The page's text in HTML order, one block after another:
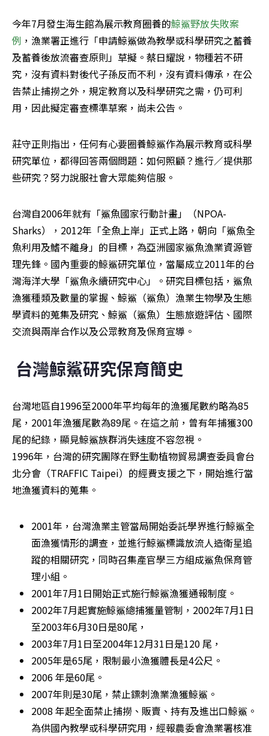
今年7月發生海生館為展示教育圈養的鯨鯊野放失敗案
例 ，漁業署正進行「申請鯨鯊做為教學或科學研究之蓄養
及蓄養後放流審查原則」草擬。蔡日耀說，物種若不研
究，沒有資料對後代子孫反而不利，沒有資料傳承，在公
告禁止捕撈之外，規定教育以及科學研究之需，仍可利
用，因此擬定審查標準草案，尚未公告。
莊守正則指出，任何有心要圈養鯨鯊作為展示教育或科學
研究單位，都得回答兩個問題：如何照顧？進行／提供那
些研究？努力說服社會大眾能夠信服。
台灣自2006年就有「鯊魚國家行動計畫」（NPOA-
Sharks），2012年「全魚上岸」正式上路，朝向「鯊魚全
魚利用及鰭不離身」的目標，為亞洲國家鯊魚漁業資源管
理先鋒。國內重要的鯨鯊研究單位，當屬成立2011年的台
灣海洋大學「鯊魚永續研究中心」。研究目標包括，鯊魚
漁獲種類及數量的掌握、鯨鯊（鯊魚）漁業生物學及生態
學資料的蒐集及研究、鯨鯊（鯊魚）生態旅遊評估、國際
交流與兩岸合作以及公眾教育及保育宣導。
台灣鯨鯊研究保育簡史
台灣地區自1996至2000年平均每年的漁獲尾數約略為85
尾，2001年漁獲尾數為89尾。在這之前，曾有年捕獲300
尾的紀錄，顯見鯨鯊族群消失速度不容忽視。
1996年，台灣的研究團隊在野生動植物貿易調查委員會台
北分會（TRAFFIC Taipei）的經費支援之下，開始進行當
地漁獲資料的蒐集。
2001年，台灣漁業主管當局開始委託學界進行鯨鯊全
面漁獲情形的調查，並進行鯨鯊標識放流人造衛星追
蹤的相關研究，同時召集產官學三方組成鯊魚保育管
理小組。
2001年7月1日開始正式施行鯨鯊漁獲通報制度。
2002年7月起實施鯨鯊總捕獲量管制，2002年7月1日
至2003年6月30日是80尾，
2003年7月1日至2004年12月31日是120 尾，
2005年是65尾，限制最小漁獲體長是4公尺。
2006 年是60尾。
2007年則是30尾，禁止鏢刺漁業漁獲鯨鯊。
2008 年起全面禁止捕撈、販賣、持有及進出口鯨鯊。
為供國內教學或科學研究用，經報農委會漁業署核准